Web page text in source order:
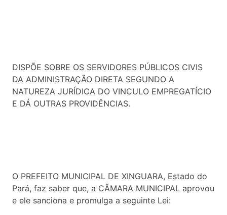
DISPÕE SOBRE OS SERVIDORES PÚBLICOS CIVIS
DA ADMINISTRAÇÃO DIRETA SEGUNDO A
NATUREZA JURÍDICA DO VINCULO EMPREGATÍCIO
E DÁ OUTRAS PROVIDÊNCIAS.
O PREFEITO MUNICIPAL DE XINGUARA, Estado do
Pará, faz saber que, a CÂMARA MUNICIPAL aprovou
e ele sanciona e promulga a seguinte Lei: